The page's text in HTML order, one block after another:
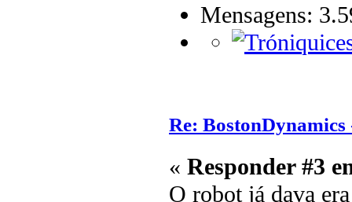
Mensagens:
Re:
« Responder #3
O robot já dava